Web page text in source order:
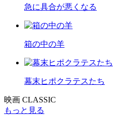
急に具合が悪くなる
箱の中の羊
幕末ヒポクラテスたち
映画 CLASSIC
もっと見る